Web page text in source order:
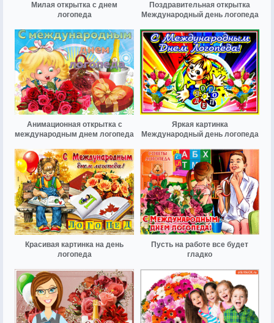
Милая открытка с днем
логопеда
Поздравительная открытка
Международный день логопеда
Анимационная открытка с
международным днем логопеда
Яркая картинка
Международный день логопеда
Красивая картинка на день
логопеда
Пусть на работе все будет
гладко